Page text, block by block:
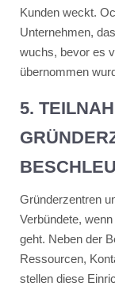
Kunden weckt.
Unternehmen,
wuchs, bevor es
übernommen
5.
Gründerzentren
Verbündete,
geht. Neben der
Ressourcen,
stellen diese